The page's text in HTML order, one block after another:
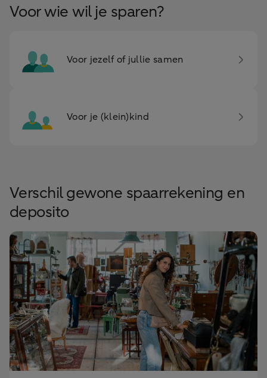
Voor wie wil je sparen?
Voor jezelf of jullie samen
Voor je (klein)kind
Verschil gewone spaarrekening en
deposito